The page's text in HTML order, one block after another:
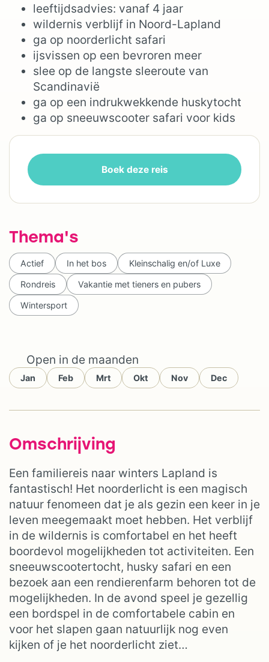
Open in de maanden
Jan Feb Mrt Okt Nov Dec
Omschrijving
Een familiereis naar winters Lapland is
fantastisch! Het noorderlicht is een magisch
natuur fenomeen dat je als gezin een keer in je
leven meegemaakt moet hebben. Het verblijf
in de wildernis is comfortabel en het heeft
boordevol mogelijkheden tot activiteiten. Een
sneeuwscootertocht, husky safari en een
bezoek aan een rendierenfarm behoren tot de
mogelijkheden. In de avond speel je gezellig
een bordspel in de comfortabele cabin en
voor het slapen gaan natuurlijk nog even
kijken of je het noorderlicht ziet…
leeftijdsadvies: vanaf 4 jaar
wildernis verblijf in Noord-Lapland
ga op noorderlicht safari
ijsvissen op een bevroren meer
slee op de langste sleeroute van
Scandinavië
ga op een indrukwekkende huskytocht
ga op sneeuwscooter safari voor kids
Boek deze reis
Thema's
Actief In het bos Kleinschalig en/of Luxe
Rondreis Vakantie met tieners en pubers
Wintersport